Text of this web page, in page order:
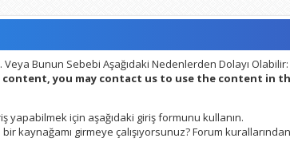
Veya Bunun Sebebi Aşağıdaki Nedenlerden Dolayı Olabilir:
content, you may contact us to use the content in
yapabilmek için aşağıdaki giriş formunu kullanın.
kaynağamı girmeye çalışıyorsunuz? Forum